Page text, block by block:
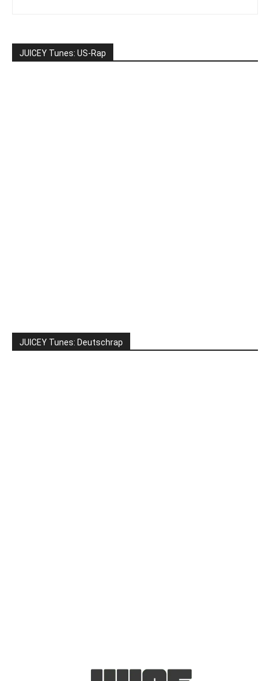
JUICEY Tunes: US-Rap
JUICEY Tunes: Deutschrap